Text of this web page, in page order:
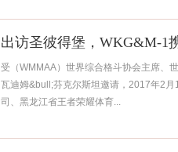
出访圣彼得堡，WKG&M-1
受（WMMAA）世界综合格斗协会主席、
瓦迪姆&bull;芬克尔斯坦邀请，2017年2
司、黑龙江省王者荣耀体育...